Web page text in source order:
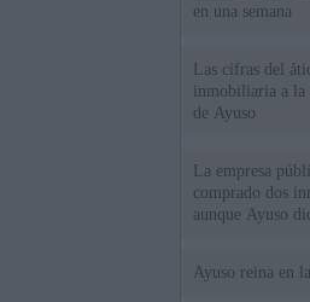
en una semana
Las cifras del
inmobiliaria a la
de Ayuso
La empresa
comprado dos
aunque Ayuso
Ayuso reina en